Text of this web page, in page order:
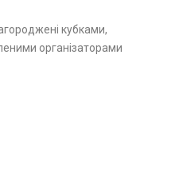
кубками,
організаторами